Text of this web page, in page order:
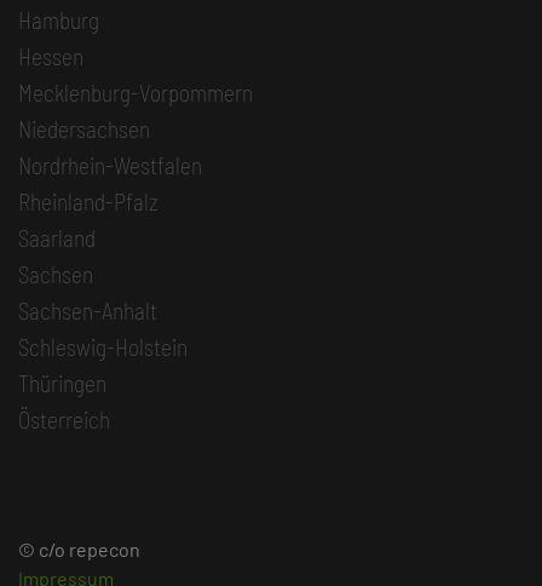
Hamburg
Hessen
Mecklenburg-Vorpommern
Niedersachsen
Nordrhein-Westfalen
Rheinland-Pfalz
Saarland
Sachsen
Sachsen-Anhalt
Schleswig-Holstein
Thüringen
Österreich
© c/o repecon
Impressum